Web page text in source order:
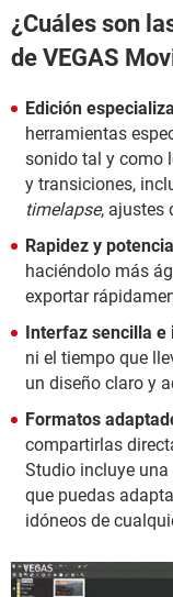
¿Cuáles son
de VEGAS
Edición
herramientas
sonido tal y como
y transiciones,
timelapse, ajustes
Rapidez y
haciéndolo más
exportar
Interfaz sencilla e
ni el tiempo que
un diseño claro y
Formatos
compartirlas
Studio incluye
que puedas
idóneos de